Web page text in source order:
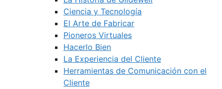
Ciencia y Tecnología
El Arte de Fabricar
Pioneros Virtuales
Hacerlo Bien
La Experiencia del Cliente
Herramientas de Comunicación con el
Cliente